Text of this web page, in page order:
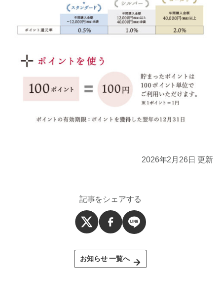
2026年2月26日 更新
記事をシェアする
お知らせ 一覧へ